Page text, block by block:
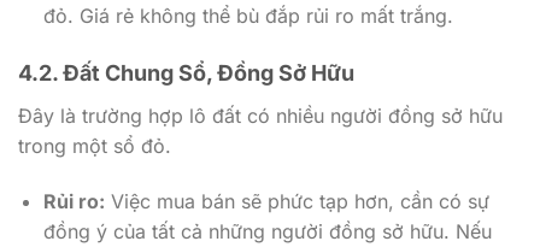
đỏ. Giá rẻ không thể bù đắp rủi ro mất trắng.
4.2. Đất Chung Sổ, Đồng Sở Hữu
Đây là trường hợp lô đất có nhiều người đồng sở hữu
trong một sổ đỏ.
Rủi ro: Việc mua bán sẽ phức tạp hơn, cần có sự
đồng ý của tất cả những người đồng sở hữu. Nếu